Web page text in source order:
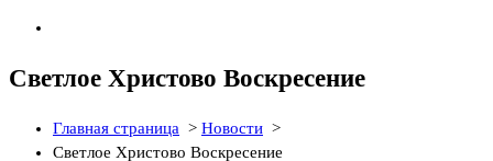
Храм Валаамской иконы Божией Матери
Храм в Терволово
Светлое Христово Воскресение
Главная страница > Новости >
Светлое Христово Воскресение